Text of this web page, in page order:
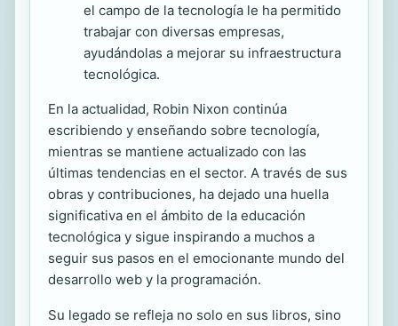
el campo de la tecnología le ha permitido
trabajar con diversas empresas,
ayudándolas a mejorar su infraestructura
tecnológica.
En la actualidad, Robin Nixon continúa
escribiendo y enseñando sobre tecnología,
mientras se mantiene actualizado con las
últimas tendencias en el sector. A través de sus
obras y contribuciones, ha dejado una huella
significativa en el ámbito de la educación
tecnológica y sigue inspirando a muchos a
seguir sus pasos en el emocionante mundo del
desarrollo web y la programación.
Su legado se refleja no solo en sus libros, sino